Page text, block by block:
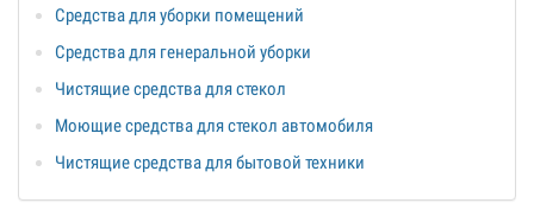
Средства для уборки помещений
Средства для генеральной уборки
Чистящие средства для стекол
Моющие средства для стекол автомобиля
Чистящие средства для бытовой техники